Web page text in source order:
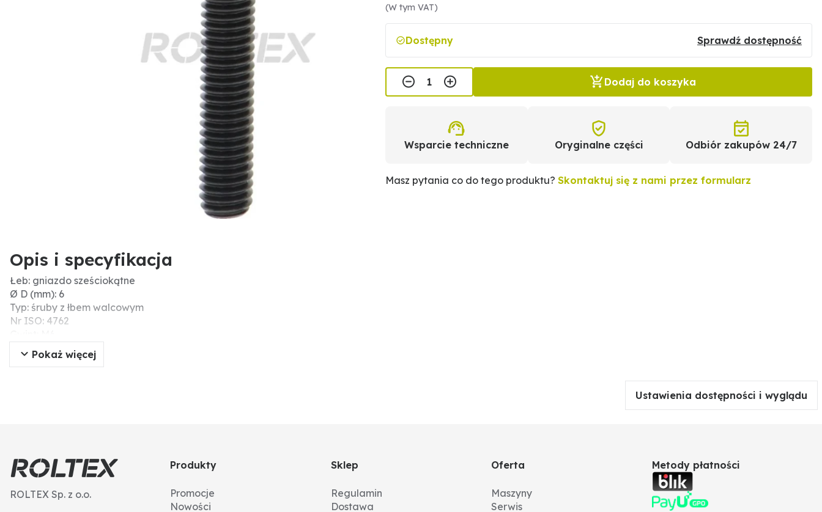
(W tym VAT)
Dostępny Sprawdź dostępność
Dodaj do koszyka
Wsparcie techniczne Oryginalne części Odbiór zakupów 24/7
Masz pytania co do tego produktu?Skontaktuj się z nami przez formularz
Opis i specyfikacja
Łeb: gniazdo sześciokątne
Ø D (mm): 6
Typ: śruby z łbem walcowym
Nr ISO: 4762
Wytrzymałość na zerwanie (N/mm²): 1200
DIN: 912
Pokaż więcej
Ustawienia dostępności i wyglądu
ROLTEX Sp. z o.o.
Produkty
Promocje
Nowości
Sklep
Regulamin
Dostawa
Oferta
Maszyny
Serwis
Metody płatności